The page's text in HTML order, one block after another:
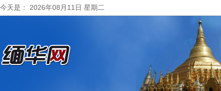
今天是： 2026年08月11日 星期二